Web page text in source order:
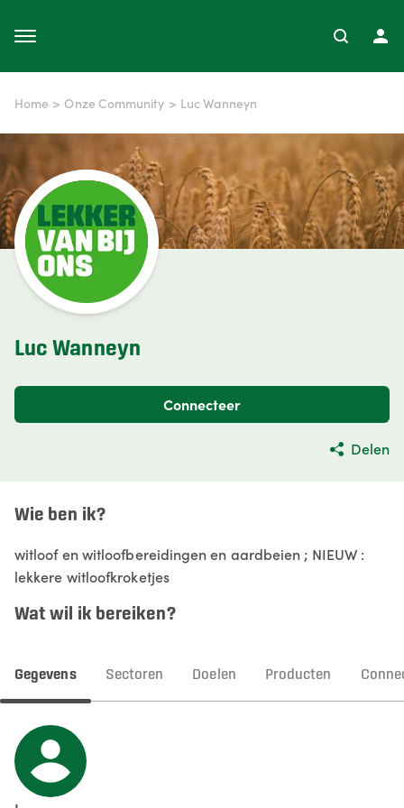
Home > Onze Community > Luc Wanneyn
Luc Wanneyn
Connecteer
Delen
Wie ben ik?
witloof en witloofbereidingen en aardbeien ; NIEUW :
lekkere witloofkroketjes
Wat wil ik bereiken?
Gegevens Sectoren Doelen Producten